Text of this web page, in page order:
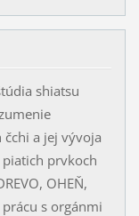
shiatsu
a jej vývoja
prvkoch
OHEŇ,
s orgánmi